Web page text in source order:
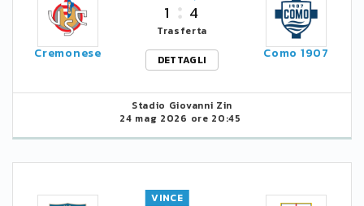
Cremonese
1 4
Trasferta
DETTAGLI
Como 1907
Stadio Giovanni Zin
24 mag 2026 ore 20:45
VINCE